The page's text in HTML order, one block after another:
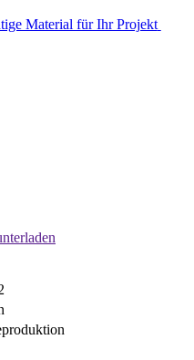
Material für Ihr Projekt